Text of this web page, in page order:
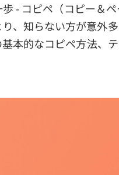
- コピペ（コピー＆
、知らない方が意外
本的なコピペ方法、